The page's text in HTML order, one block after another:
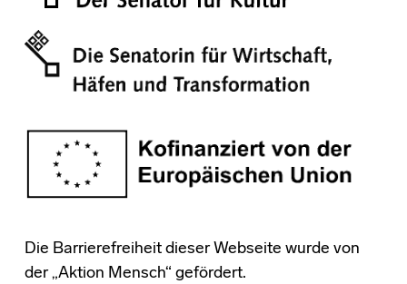
Die Barrierefreiheit dieser Webseite wurde von
der „Aktion Mensch“ gefördert.